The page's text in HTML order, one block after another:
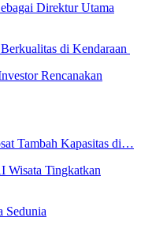
Direktur Utama
di Kendaraan
Rencanakan
Tambah Kapasitas di…
Wisata Tingkatkan
Sedunia